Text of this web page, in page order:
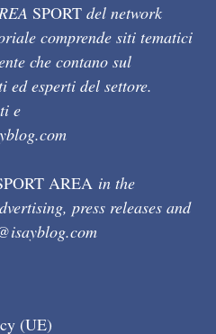
SPORT del network
comprende siti tematici
che contano sul
ed esperti del settore.
e
AREA in the
press releases and
(UE)